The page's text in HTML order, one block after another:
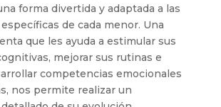
forma divertida y adaptada a las
de cada menor. Una
que les ayuda a estimular sus
mejorar sus rutinas e
competencias emocionales
nos permite realizar un